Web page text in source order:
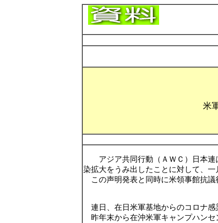
米
アジア共同行動（ＡＷＣ）日本連
染拡大をうみ出したことに対して、
この声明発表と同時に米領事館抗議
連日、在日米軍基地からのコロナ感
昨年末から在沖米軍キャンプハンセ